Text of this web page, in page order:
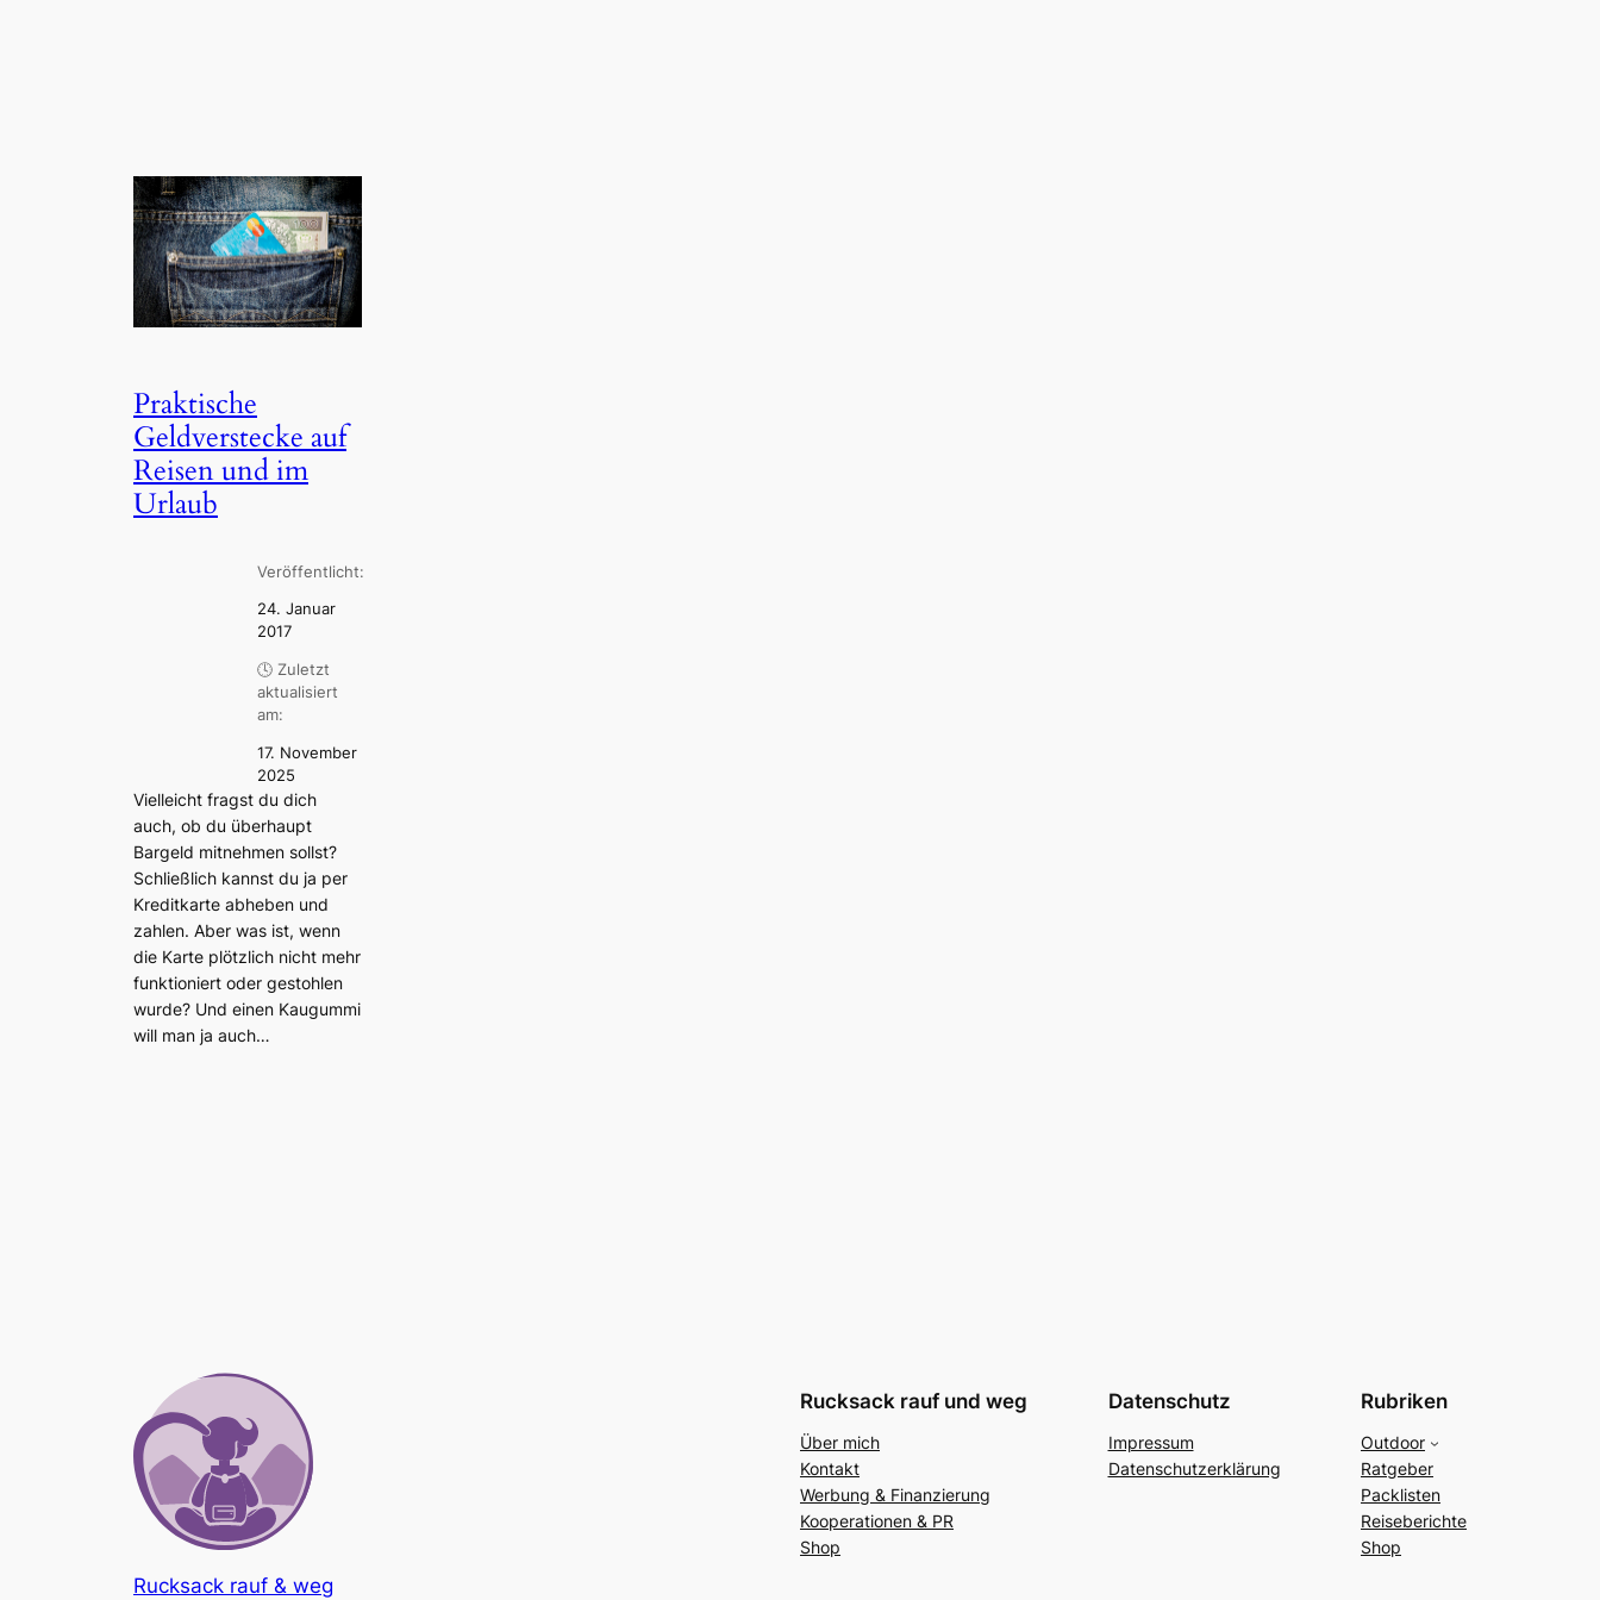
Praktische
Geldverstecke auf
Reisen und im
Urlaub
Veröffentlicht:
24. Januar
2017
🕓 Zuletzt
aktualisiert
am:
17. November
2025
Vielleicht fragst du dich
auch, ob du überhaupt
Bargeld mitnehmen sollst?
Schließlich kannst du ja per
Kreditkarte abheben und
zahlen. Aber was ist, wenn
die Karte plötzlich nicht mehr
funktioniert oder gestohlen
wurde? Und einen Kaugummi
will man ja auch…
Rucksack rauf & weg
Rucksack rauf und weg
Über mich
Kontakt
Werbung & Finanzierung
Kooperationen & PR
Shop
Datenschutz
Impressum
Datenschutzerklärung
Rubriken
Outdoor
Ratgeber
Packlisten
Reiseberichte
Shop